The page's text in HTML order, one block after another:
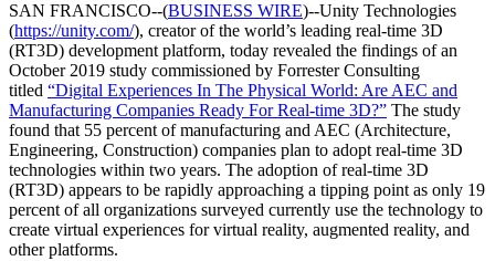
Achats intégrés
Gérer IAP entre les magasins et D2C
Monétisation
Connectez les joueurs avec les bons jeux
Faites de la publicité avec Unity
Monétisez avec Unity
Cas d’utilisation
Jeux mobiles
Créez et développez des succès mobiles avec Unity
Démos
Démos, échantillons et éléments de base
Toutes les ressources
Nouveautés
Blog
Mises à jour, informations et conseils techniques
Actualités
Actualités, histoires et centre de presse
Pour les enseignants
Boostez votre enseignement
Licence d'enseignement subventionnée
Apportez la puissance de Unity à votre institution
Certifications
Prouvez votre maîtrise de Unity
SAN FRANCISCO--(BUSINESS WIRE)--Unity Technologies
(https://unity.com/), creator of the world’s leading real-time 3D
(RT3D) development platform, today revealed the findings of an
October 2019 study commissioned by Forrester Consulting
titled “Digital Experiences In The Physical World: Are AEC and
Manufacturing Companies Ready For Real-time 3D?” The study
found that 55 percent of manufacturing and AEC (Architecture,
Engineering, Construction) companies plan to adopt real-time 3D
technologies within two years. The adoption of real-time 3D
(RT3D) appears to be rapidly approaching a tipping point as only 19
percent of all organizations surveyed currently use the technology to
create virtual experiences for virtual reality, augmented reality, and
other platforms.